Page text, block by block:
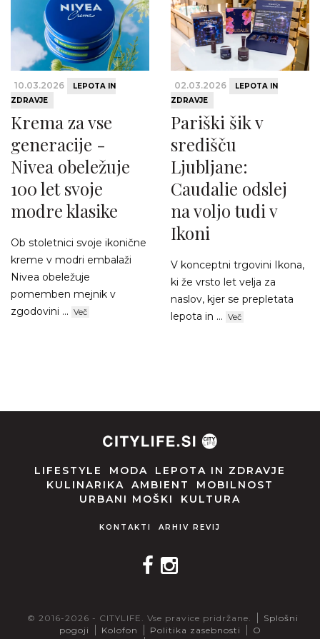
10.03.2026
LEPOTA IN
ZDRAVJE
Krema za vse
generacije -
Nivea obeležuje
100 let svoje
modre klasike
Ob stoletnici svoje ikonične
kreme v modri embalaži
Nivea obeležuje
pomemben mejnik v
zgodovini ... Več
02.03.2026
LEPOTA IN
ZDRAVJE
Pariški šik v
središču
Ljubljane:
Caudalie odslej
na voljo tudi v
Ikoni
V konceptni trgovini Ikona,
ki že vrsto let velja za
naslov, kjer se prepletata
lepota in ... Več
LIFESTYLE MODA
LEPOTA IN ZDRAVJE
KULINARIKA
AMBIENT
MOBILNOST
URBANI MOŠKI
KULTURA
KONTAKTI ARHIV REVIJ
© 2016-2026 - CITYLIFE. Vse pravice pridržane.
Splošni
pogoji
Kolofon Politika zasebnosti
O